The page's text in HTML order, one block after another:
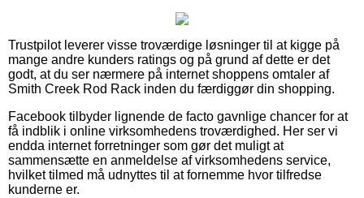
Trustpilot leverer visse troværdige løsninger til at kigge på
mange andre kunders ratings og på grund af dette er det
godt, at du ser nærmere på internet shoppens omtaler af
Smith Creek Rod Rack inden du færdiggør din shopping.
Facebook tilbyder lignende de facto gavnlige chancer for at
få indblik i online virksomhedens troværdighed. Her ser vi
endda internet forretninger som gør det muligt at
sammensætte en anmeldelse af virksomhedens service,
hvilket tilmed må udnyttes til at fornemme hvor tilfredse
kunderne er.